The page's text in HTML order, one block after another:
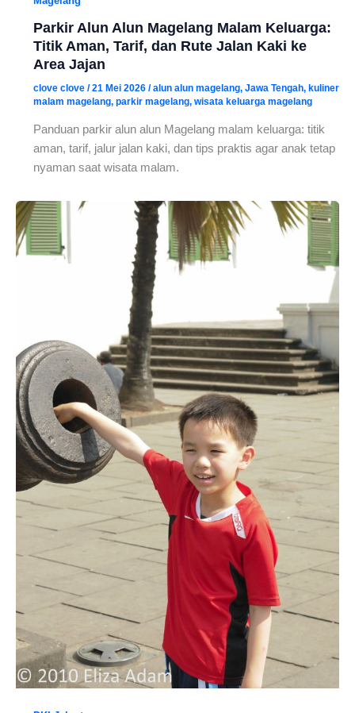
Parkir Alun Alun Magelang Malam Keluarga:
Titik Aman, Tarif, dan Rute Jalan Kaki ke
Area Jajan
clove clove /21 Mei 2026 /alun alun magelang, Jawa Tengah, kuliner
malam magelang, parkir magelang, wisata keluarga magelang
Panduan parkir alun alun Magelang malam keluarga: titik
aman, tarif, jalur jalan kaki, dan tips praktis agar anak tetap
nyaman saat wisata malam.